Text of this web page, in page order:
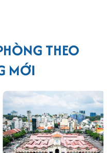
THEO
MỚI